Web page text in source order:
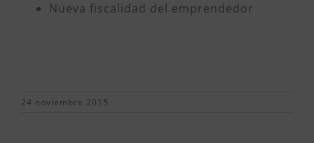
Nueva fiscalidad del emprendedor
24 noviembre 2015